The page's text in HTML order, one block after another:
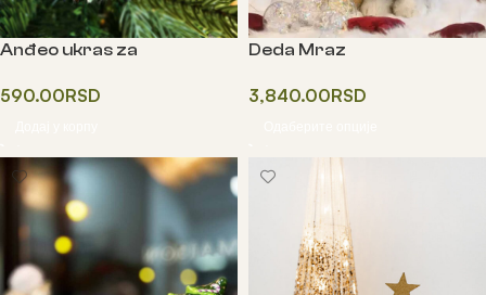
Anđeo ukras za
590.00RSD
Deda Mraz
3,840.00RSD